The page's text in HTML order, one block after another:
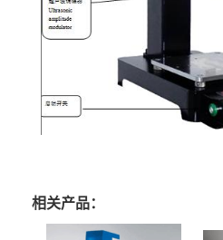
相关产品：